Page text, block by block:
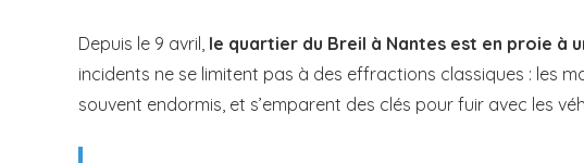
Depuis le 9 avril, le quartier du Breil à Nantes est en proie à
incidents ne se limitent pas à des effractions classiques : les
souvent endormis, et s’emparent des clés pour fuir avec les